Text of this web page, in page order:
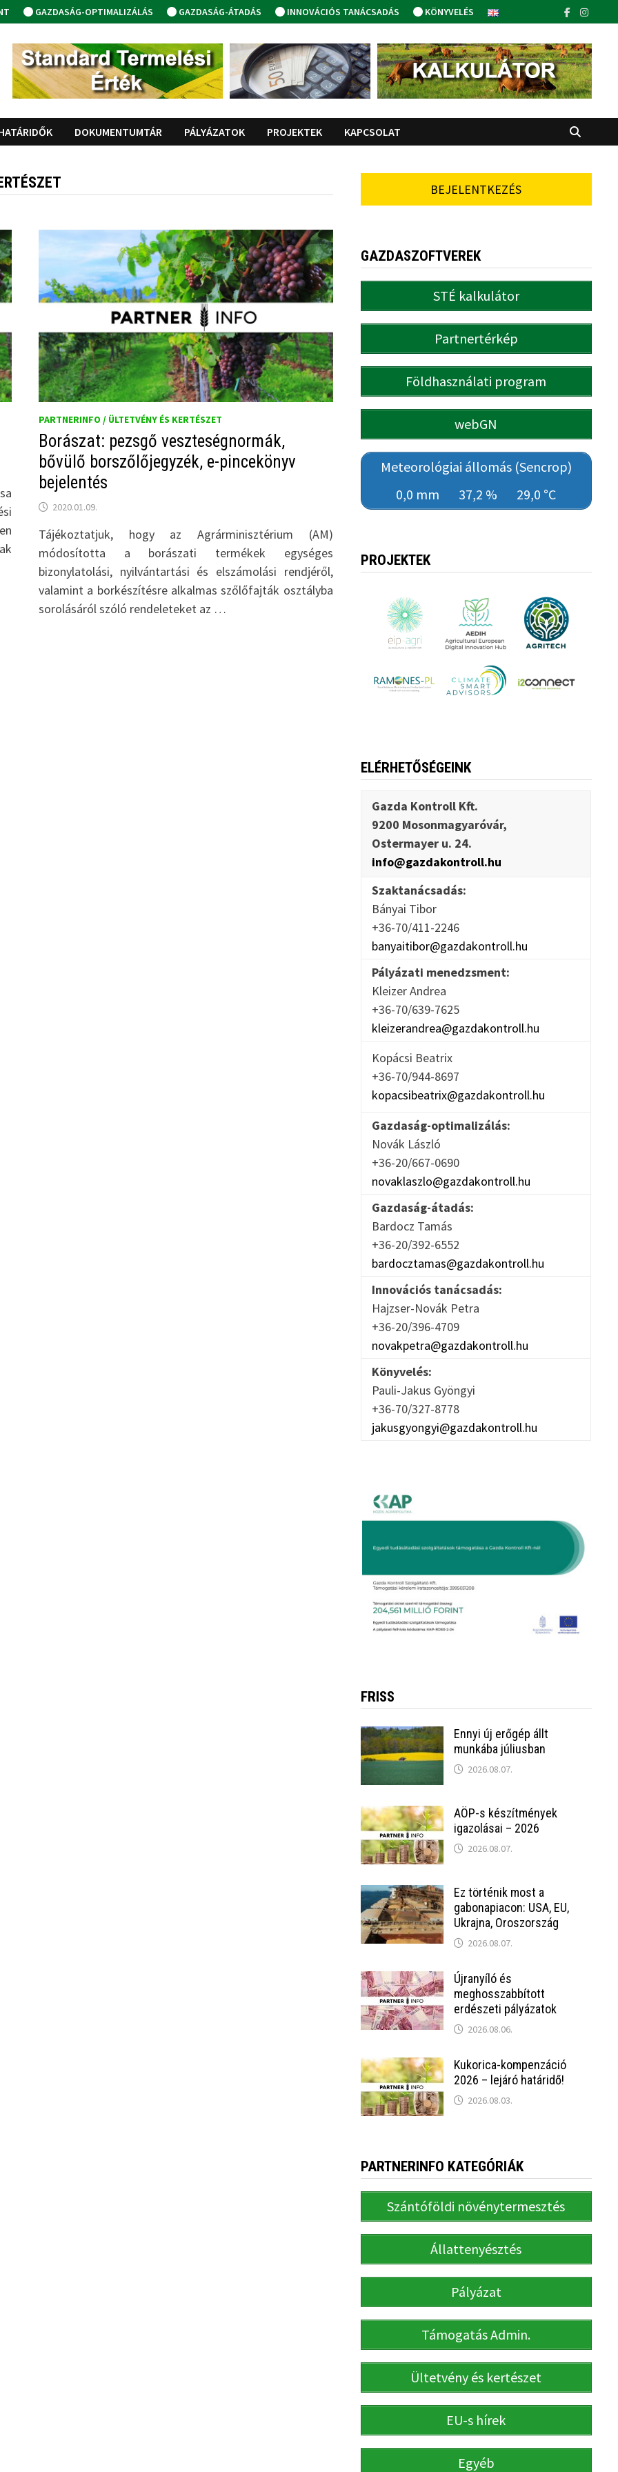
GAZDASÁG-OPTIMALIZÁLÁS GAZDASÁG-ÁTADÁS INNOVÁCIÓS TANÁCSADÁS KÖNYVELÉS
DOKUMENTUMTÁR PÁLYÁZATOK PROJEKTEK KAPCSOLAT
PARTNERINFO / ÜLTETVÉNY ÉS KERTÉSZET
Borászat: pezsgő veszteségnormák,
bővülő borszőlőjegyzék, e-pincekönyv
bejelentés
2020.01.09.
Tájékoztatjuk, hogy az Agrárminisztérium (AM)
módosította a borászati termékek egységes
bizonylatolási, nyilvántartási és elszámolási rendjéről,
valamint a borkészítésre alkalmas szőlőfajták osztályba
sorolásáról szóló rendeleteket az …
BEJELENTKEZÉS
GAZDASZOFTVEREK
STÉ kalkulátor
Partnertérkép
Földhasználati program
webGN
Meteorológiai állomás (Sencrop)
0,0 mm
37,2 % 29,0 °C
PROJEKTEK
ELÉRHETŐSÉGEINK
Gazda Kontroll Kft.
9200 Mosonmagyaróvár,
Ostermayer u. 24.
info@gazdakontroll.hu
Szaktanácsadás:
Bányai Tibor
+36-70/411-2246
banyaitibor@gazdakontroll.hu
Pályázati menedzsment:
Kleizer Andrea
+36-70/639-7625
kleizerandrea@gazdakontroll.hu
Kopácsi Beatrix
+36-70/944-8697
kopacsibeatrix@gazdakontroll.hu
Gazdaság-optimalizálás:
Novák László
+36-20/667-0690
novaklaszlo@gazdakontroll.hu
Gazdaság-átadás:
Bardocz Tamás
+36-20/392-6552
bardocztamas@gazdakontroll.hu
Innovációs tanácsadás:
Hajzser-Novák Petra
+36-20/396-4709
novakpetra@gazdakontroll.hu
Könyvelés:
Pauli-Jakus Gyöngyi
+36-70/327-8778
jakusgyongyi@gazdakontroll.hu
FRISS
Ennyi új erőgép állt
munkába júliusban
2026.08.07.
AÖP-s készítmények
igazolásai – 2026
2026.08.07.
Ez történik most a
gabonapiacon: USA, EU,
Ukrajna, Oroszország
2026.08.07.
Újranyíló és
meghosszabbított
erdészeti pályázatok
2026.08.06.
Kukorica-kompenzáció
2026 – lejáró határidő!
2026.08.03.
PARTNERINFO KATEGÓRIÁK
Szántóföldi növénytermesztés
Állattenyésztés
Pályázat
Támogatás Admin.
Ültetvény és kertészet
EU-s hírek
Egyéb